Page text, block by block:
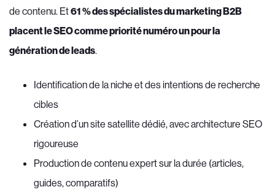
de contenu. Et61 % des spécialistes du marketing B2B
placent le SEO comme priorité numéro un pour la
génération de leads.
Identification de la niche et des intentions de recherche
cibles
Création d’un site satellite dédié, avec architecture SEO
rigoureuse
Production de contenu expert sur la durée (articles,
guides, comparatifs)